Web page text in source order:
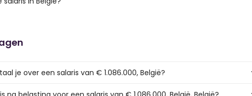
je over een salaris van € 1.086.000, België?